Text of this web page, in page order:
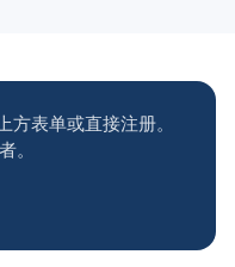
方表单或直接注册。
。